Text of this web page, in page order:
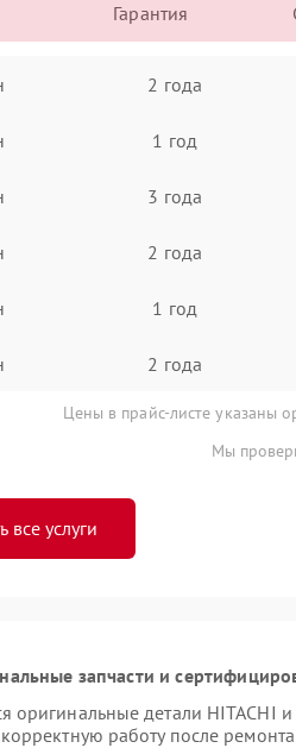
Гарантия
2 года
1 год
3 года
2 года
1 год
2 года
Цены в прайс-листе указаны
Мы
все услуги
запчасти и
оригинальные детали
корректную работу после